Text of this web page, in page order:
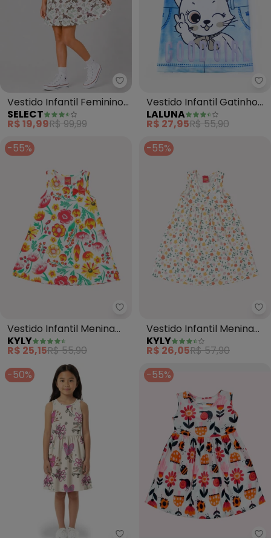
Select - Vestido Infantil
Vestido Infantil Feminino
Estampado (Branco)
SELECT
R$ 19,99R$ 99,99
Vestido Infantil Gatinho
Good Girl (Branco)
LALUNA
R$ 27,95R$ 55,90
-55%
Kyly - Vestido Infantil Menina
Vestido Infantil Menina
Flores (Branco)
KYLY
R$ 25,15R$ 55,90
-55%
Vestido Infantil Menina
Estampado (Off White)
KYLY
R$ 26,05R$ 57,90
-50%
-55%